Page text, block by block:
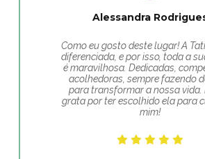
Alessandra
Como eu gosto deste lugar! A
diferenciada, e por isso, toda a
é maravilhosa. Dedicadas,
acolhedoras, sempre fazendo
para transformar a nossa vida.
grata por ter escolhido ela para
mim!